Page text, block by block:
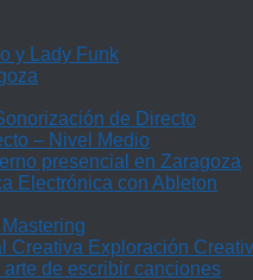
y Lady Funk
de Directo
– Nivel Medio
presencial en Zaragoza
Electrónica con Ableton
Creativa Exploración
de escribir canciones